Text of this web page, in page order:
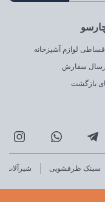
لوازم آشپزخانه
سفارش
بازگشت
سینک ظرفشویی شیرآلات